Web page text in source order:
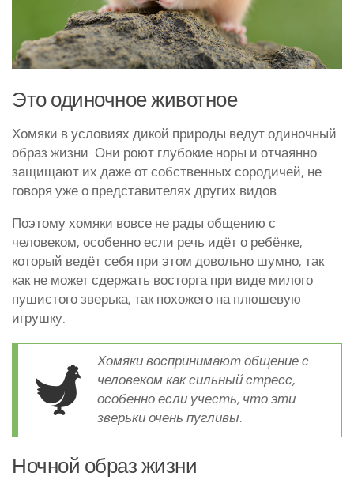
Это одиночное животное
Хомяки в условиях дикой природы ведут одиночный
образ жизни. Они роют глубокие норы и отчаянно
защищают их даже от собственных сородичей, не
говоря уже о представителях других видов.
Поэтому хомяки вовсе не рады общению с
человеком, особенно если речь идёт о ребёнке,
который ведёт себя при этом довольно шумно, так
как не может сдержать восторга при виде милого
пушистого зверька, так похожего на плюшевую
игрушку.
Хомяки воспринимают общение с
человеком как сильный стресс,
особенно если учесть, что эти
зверьки очень пугливы.
Ночной образ жизни